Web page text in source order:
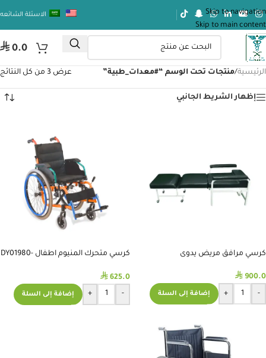
Skip to navigation
Skip to main content
الاسئلة الشائعه
⃁ 0.0
الرئيسية/منتجات تحت الوسم “#معدات_طبية” عرض ⁦3⁩ من كل النتائج
إظهار الشريط الجانبي
كرسي مرافق مريض يدوى
⃁ 900.0
-
+ إضافة إلى السلة
كرسي متحرك المنيوم اطفال DY01980-
⃁ 625.0
-
+ إضافة إلى السلة